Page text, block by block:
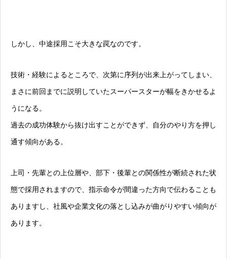
しかし、中途採用こそ大きな罠なのです。
技術・経験によるところで、次第に序列が出来上がってしまい、
まさに前回までに説明していたスーパースターが幅をきかせるよ
うになる。
過去の成功体験から抜け出すことができず、自分のやり方を押し
通す傾向がある。
上司・先輩との上位層や、部下・後輩との関係性が断続された状
態で採用されますので、指示命令が間違った方向で伝わることも
ありますし、社風や企業文化の落とし込みが曲がりやすい傾向が
あります。